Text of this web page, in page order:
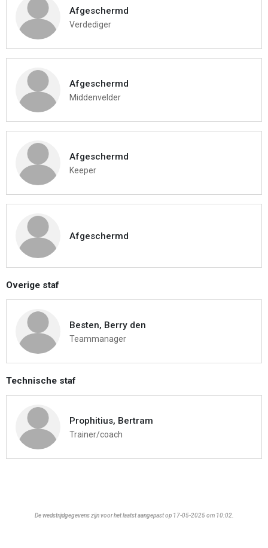
Afgeschermd
Verdediger
Afgeschermd
Middenvelder
Afgeschermd
Keeper
Afgeschermd
Overige staf
Besten, Berry den
Teammanager
Technische staf
Prophitius, Bertram
Trainer/coach
De wedstrijdgegevens zijn voor het laatst aangepast op 17-05-2025 om 10:02.